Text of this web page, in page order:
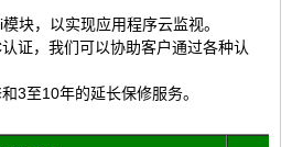
块，以实现应用程序云监视。
证，我们可以协助客户通过各种认
3至10年的延长保修服务。